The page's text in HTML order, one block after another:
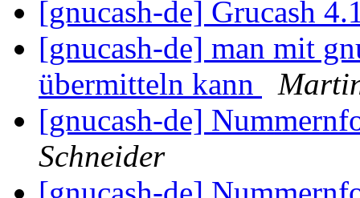
[gnucash-de] Grucash
[gnucash-de] man mit
übermitteln kann
[gnucash-de]
Schneider